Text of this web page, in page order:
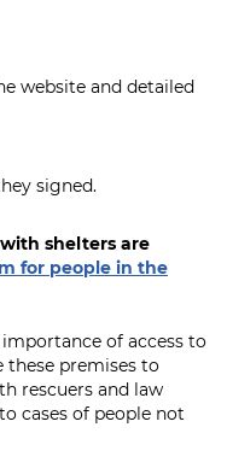
website and detailed
signed.
shelters are
for people in the
of access to
premises to
rescuers and law
cases of people not